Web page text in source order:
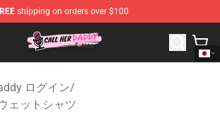
shipping on orders over $100
Store - Official Call Her Daddy
ログイン/
ェットシャツ